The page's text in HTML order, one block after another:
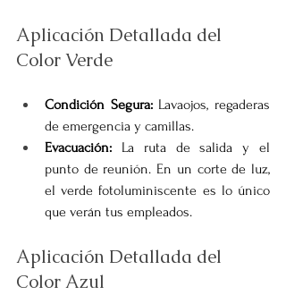
Aplicación Detallada del
Color Verde
Condición Segura: Lavaojos, regaderas
de emergencia y camillas.
Evacuación: La ruta de salida y el
punto de reunión. En un corte de luz,
el verde fotoluminiscente es lo único
que verán tus empleados.
Aplicación Detallada del
Color Azul